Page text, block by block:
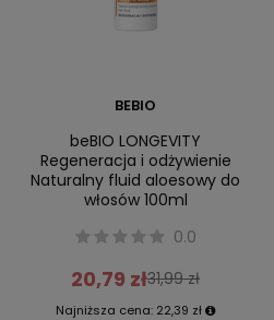
BEBIO
beBIO LONGEVITY
Regeneracja i odżywienie
Naturalny fluid aloesowy do
włosów 100ml
0.0
20,79 zł31,99 zł
Najniższa cena: 22,39 zł